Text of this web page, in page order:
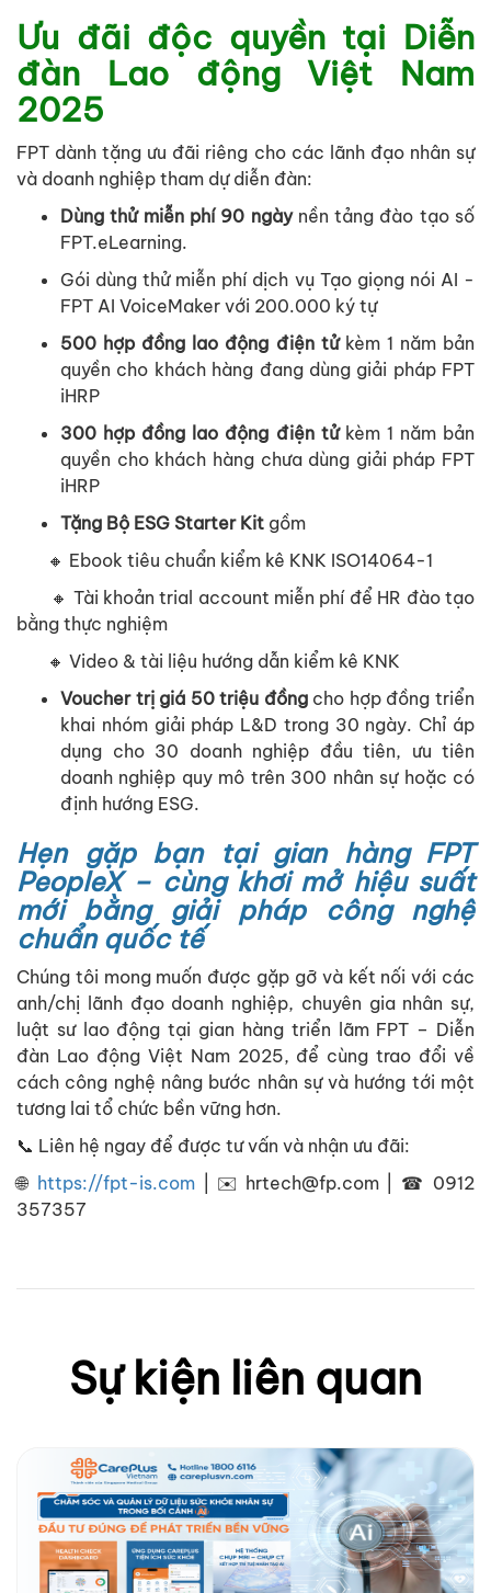
Ưu đãi độc quyền tại Diễn
đàn Lao động Việt Nam
2025
FPT dành tặng ưu đãi riêng cho các lãnh đạo nhân sự
và doanh nghiệp tham dự diễn đàn:
Dùng thử miễn phí 90 ngàynền tảng đào tạo số
FPT.eLearning.
Gói dùng thử miễn phí dịch vụ Tạo giọng nói AI -
FPT AI VoiceMaker với 200.000 ký tự
500 hợp đồng lao động điệntửkèm 1 năm bản
quyền cho khách hàng đang dùng giải pháp FPT
iHRP
300 hợp đồng lao động điệntửkèm 1 năm bản
quyền cho khách hàng chưa dùng giải pháp FPT
iHRP
Tặng Bộ ESG Starter Kit gồm
🔸 Ebook tiêu chuẩn kiểm kê KNK ISO14064-1
🔸 Tài khoản trial account miễn phí để HR đào tạo
bằng thực nghiệm
🔸 Video & tài liệu hướng dẫn kiểm kê KNK
Voucher trị giá 50 triệu đồngcho hợp đồng triển
khai nhóm giải pháp L&D trong 30 ngày. Chỉ áp
dụng cho 30 doanh nghiệp đầu tiên, ưu tiên
doanh nghiệp quy mô trên 300 nhân sự hoặc có
định hướng ESG.
Hẹn gặp bạn tại gian hàng FPT
PeopleX – cùng khơi mở hiệu suất
mới bằng giải pháp công nghệ
chuẩn quốc tế
Chúng tôi mong muốn được gặp gỡ và kết nối với các
anh/chị lãnh đạo doanh nghiệp, chuyên gia nhân sự,
luật sư lao động tại gian hàng triển lãm FPT – Diễn
đàn Lao động Việt Nam 2025, để cùng trao đổi về
cách công nghệ nâng bước nhân sựvà hướng tới một
tương lai tổ chức bền vững hơn.
📞 Liên hệ ngay để được tư vấn và nhận ưu đãi:
🌐 https://fpt-is.com | ✉️ hrtech@fp.com | ☎ 0912
357357
Sự kiện liên quan